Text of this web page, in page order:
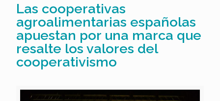
Las cooperativas
agroalimentarias españolas
apuestan por una marca que
resalte los valores del
cooperativismo